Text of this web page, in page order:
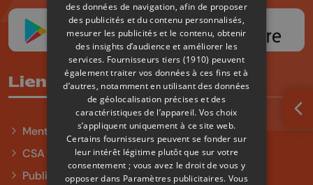
Liens utiles
Mentions légales
CSA
Publicité
des données de navigation, afin de proposer
des publicités et du contenu personnalisés,
mesurer les publicités et le contenu, obtenir
des insights d’audience et améliorer les
services. Fournisseurs tiers (1910) peuvent
également traiter vos données à ces fins et à
d’autres, notamment en utilisant des données
de géolocalisation précises et des
caractéristiques de l’appareil. Vos choix
s’appliquent uniquement à ce site web.
Certains fournisseurs peuvent se fonder sur
leur intérêt légitime plutôt que sur votre
consentement ; vous avez le droit de vous y
opposer dans Paramètres publicitaires. Vous